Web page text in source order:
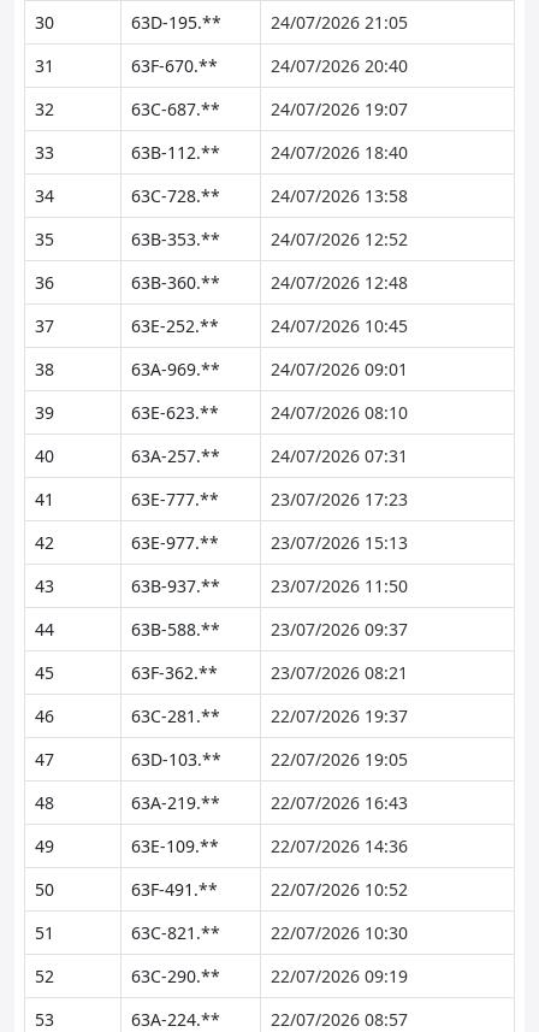
30 63D-195.**
24/07/2026 21:05
31
63F-670.**
24/07/2026 20:40
32
63C-687.**
24/07/2026 19:07
33
63B-112.**
24/07/2026 18:40
34
63C-728.**
24/07/2026 13:58
35
63B-353.**
24/07/2026 12:52
36
63B-360.**
24/07/2026 12:48
37
63E-252.**
24/07/2026 10:45
38
63A-969.**
24/07/2026 09:01
39
63E-623.**
24/07/2026 08:10
40
63A-257.**
24/07/2026 07:31
41
63E-777.**
23/07/2026 17:23
42
63E-977.**
23/07/2026 15:13
43
63B-937.**
23/07/2026 11:50
44
63B-588.**
23/07/2026 09:37
45
63F-362.**
23/07/2026 08:21
46
63C-281.**
22/07/2026 19:37
47
63D-103.**
22/07/2026 19:05
48
63A-219.**
22/07/2026 16:43
49
63E-109.**
22/07/2026 14:36
50
63F-491.**
22/07/2026 10:52
51
63C-821.**
22/07/2026 10:30
52
63C-290.**
22/07/2026 09:19
53
63A-224.**
22/07/2026 08:57